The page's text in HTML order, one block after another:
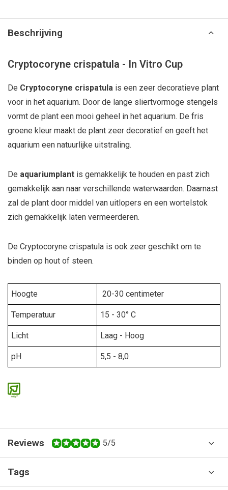
Beschrijving
Cryptocoryne crispatula - In Vitro Cup
De Cryptocoryne crispatula is een zeer decoratieve plant
voor in het aquarium. Door de lange sliertvormoge stengels
vormt de plant een mooi geheel in het aquarium. De fris
groene kleur maakt de plant zeer decoratief en geeft het
aquarium een natuurlijke uitstraling.
De aquariumplant is gemakkelijk te houden en past zich
gemakkelijk aan naar verschillende waterwaarden. Daarnast
zal de plant door middel van uitlopers en een wortelstok
zich gemakkelijk laten vermeerderen.
De Cryptocoryne crispatula is ook zeer geschikt om te
binden op hout of steen.
Hoogte 20-30 centimeter
Temperatuur 15 - 30° C
Licht Laag - Hoog
pH 5,5 - 8,0
Reviews 5/5
Tags